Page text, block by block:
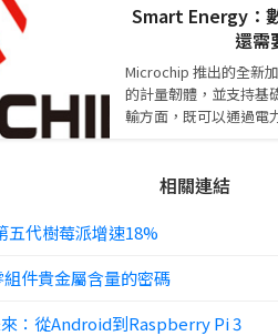
Smart Energy：
還需
Microchip 推出的全新
的計量韌體，並支持基
輸方面，既可以通過
相關連結
五代樹莓派增速18%
件貴金屬含量的密碼
：從Android到Raspberry Pi 3